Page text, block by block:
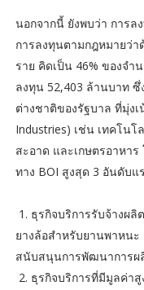
นอกจากนี้ ยังพบว่า การ
การลงทุนตามกฎหมายว่า
ราย คิดเป็น 46% ของจ
ลงทุน 52,403 ล้านบาท
ต่างชาติของรัฐบาล ที่มุ่ง
Industries) เช่น เทคโน
สะอาด และเกษตรอาหา
ทาง BOI สูงสุด 3 อันดับแ
1. ธุรกิจบริการรับจ้างผ
ยางล้อสำหรับยานพาหนะ
สนับสนุนการพัฒนาการผ
2. ธุรกิจบริการที่มีมูลค่า